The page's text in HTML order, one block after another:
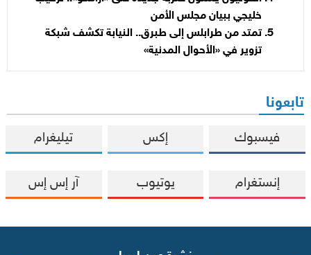
خليجي ببيان مجلس الأمن
تمتد من طرابلس إلى طبرق.. النيابة تكشف شبكة
تزوير في «الأحوال المدنية»
تابعونا
فيسبوك إكس تيليغرام
إنستغرام يوتيوب آر إس إس